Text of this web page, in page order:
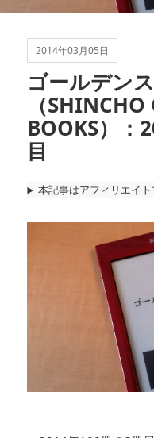
2014年03月05日
ゴールデン
（
BOOKS）：
目
本記事はアフィリエイト